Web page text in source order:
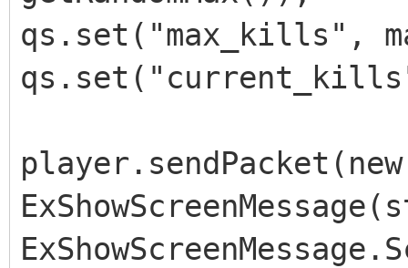
qs.set("max_kills",
player.sendPacket(new